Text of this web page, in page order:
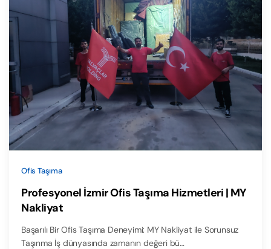
Ofis Taşıma
Profesyonel İzmir Ofis Taşıma Hizmetleri | MY
Nakliyat
Başarılı Bir Ofis Taşıma Deneyimi: MY Nakliyat ile Sorunsuz
Taşınma İş dünyasında zamanın değeri bü…